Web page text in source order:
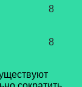
8
8